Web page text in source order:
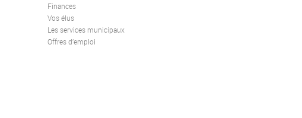
Finances
Vos élus
Les services municipaux
Offres d’emploi